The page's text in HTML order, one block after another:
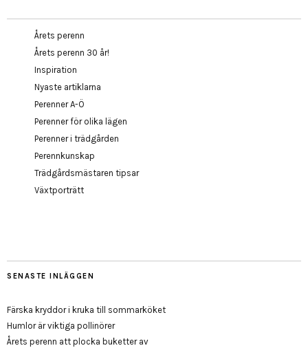
Årets perenn
Årets perenn 30 år!
Inspiration
Nyaste artiklarna
Perenner A-Ö
Perenner för olika lägen
Perenner i trädgården
Perennkunskap
Trädgårdsmästaren tipsar
Växtporträtt
SENASTE INLÄGGEN
Färska kryddor i kruka till sommarköket
Humlor är viktiga pollinörer
Årets perenn att plocka buketter av